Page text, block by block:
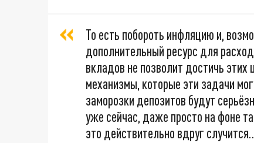
То есть побороть инфляцию и,
дополнительный ресурс для
вкладов не позволит достичь
механизмы, которые эти задачи
заморозки депозитов будут
уже сейчас, даже просто на фоне
это действительно вдруг